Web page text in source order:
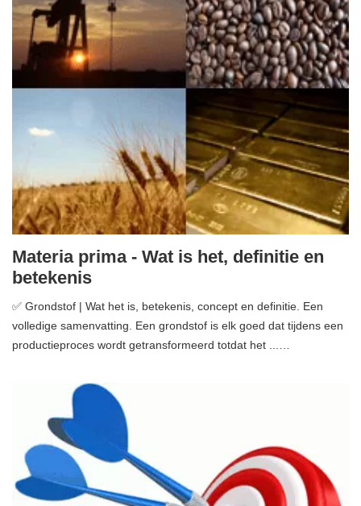
Materia prima - Wat is het, definitie en
betekenis
✅ Grondstof | Wat het is, betekenis, concept en definitie. Een
volledige samenvatting. Een grondstof is elk goed dat tijdens een
productieproces wordt getransformeerd totdat het ...…